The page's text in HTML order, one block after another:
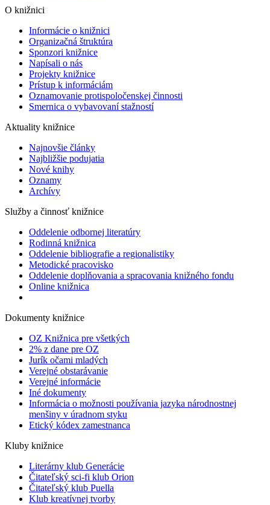
O knižnici
Informácie o knižnici
Organizačná štruktúra
Sponzori knižnice
Napísali o nás
Projekty knižnice
Prístup k informáciám
Oznamovanie protispoločenskej činnosti
Smernica o vybavovaní stažností
Aktuality knižnice
Najnovšie články
Najbližšie podujatia
Nové knihy
Oznamy
Archívy
Služby a činnosť knižnice
Oddelenie odbornej literatúry
Rodinná knižnica
Oddelenie bibliografie a regionalistiky
Metodické pracovisko
Oddelenie doplňovania a spracovania knižného fondu
Online knižnica
Dokumenty knižnice
OZ Knižnica pre všetkých
2% z dane pre OZ
Jurík očami mladých
Verejné obstarávanie
Verejné informácie
Iné dokumenty
Informácia o možnosti používania jazyka národnostnej
menšiny v úradnom styku
Etický kódex zamestnanca
Kluby knižnice
Literárny klub Generácie
Čitateľský sci-fi klub Orion
Čitateľský klub Puella
Klub kreatívnej tvorby